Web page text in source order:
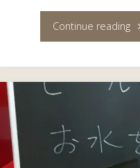
Continue reading"
か